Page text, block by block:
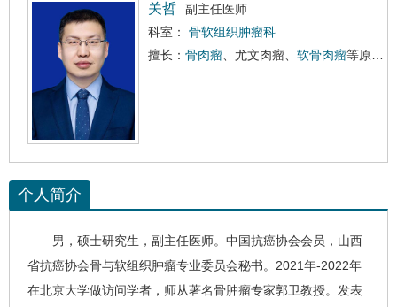
关哲
副主任医师
科室： 骨软组织肿瘤科
擅长： 骨肉瘤 、尤文肉瘤、 软骨肉瘤等原发恶性骨肿瘤的保肢治疗;
个人简介
男，硕士研究生，副主任医师。中国抗癌协会会员， 山西
省抗癌协会骨与软组织肿瘤专业委员会秘书。2021年-2022年
在北京大学做访问学者，师从著名骨肿瘤专家郭卫教授。发表